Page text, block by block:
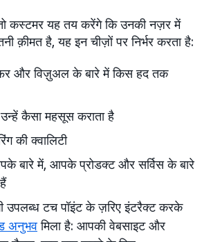
कस्टमर यह तय करेंगे कि उनकी नज़र में
क़ीमत है, यह इन चीज़ों पर निर्भर करता है:
और विज़ुअल के बारे में किस हद तक
कैसा महसूस कराता है
की क्वालिटी
बारे में, आपके प्रोडक्ट और सर्विस के बारे
उपलब्ध टच पॉइंट के ज़रिए इंटरैक्ट करके
अनुभवमिला है: आपकी वेबसाइट और